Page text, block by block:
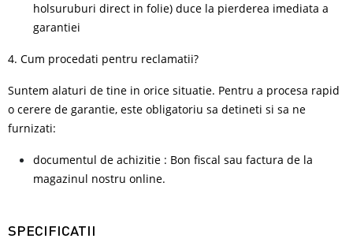
holsuruburi direct in folie) duce la pierderea imediata a
garantiei
4. Cum procedati pentru reclamatii?
Suntem alaturi de tine in orice situatie. Pentru a procesa rapid
o cerere de garantie, este obligatoriu sa detineti si sa ne
furnizati:
documentul de achizitie : Bon fiscal sau factura de la
magazinul nostru online.
SPECIFICATII